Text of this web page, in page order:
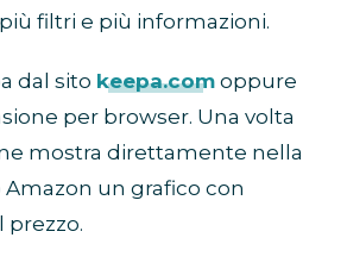
filtri e più informazioni.
dal sito keepa.com oppure
per browser. Una volta
mostra direttamente nella
un grafico con
prezzo.